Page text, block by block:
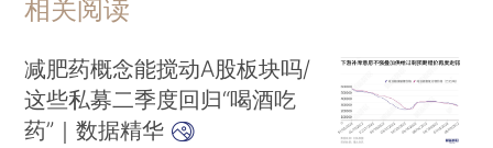
相关阅读
减肥药概念能搅动A股板块吗/
这些私募二季度回归“喝酒吃
药”｜数据精华